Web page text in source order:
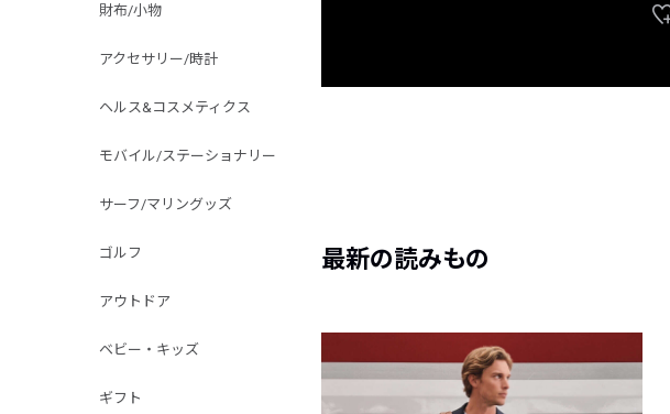
財布/小物
アクセサリー/時計
ヘルス&コスメティクス
モバイル/ステーショナリー
サーフ/マリングッズ
ゴルフ
アウトドア
ベビー・キッズ
ギフト
最新の読みもの